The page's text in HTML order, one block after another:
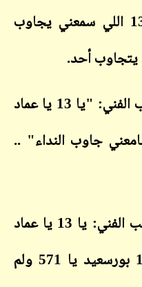
بورسعيد.. يا 13 يا 13 اللي سمعني يجاوب
يتجاوب أحد.
الساعة 14:36: المراقب الفني: "يا 13 يا عماد
جاوب النداء" ..
الساعة 14:37: المراقب الفني: يا 13 يا عماد
أفندي يا حلمي.. يا 13 بورسعيد يا 571 ولم